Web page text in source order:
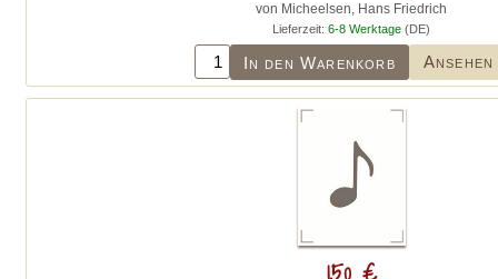
von Micheelsen, Hans Friedrich
Lieferzeit: 6-8 Werktage(DE)
In den Warenkorb Ansehen